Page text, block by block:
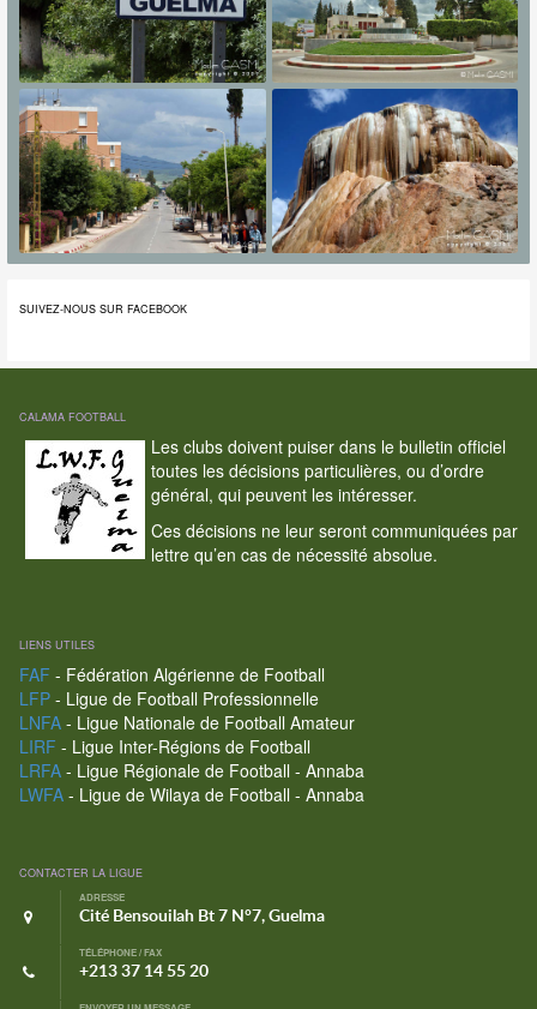
SUIVEZ-NOUS SUR FACEBOOK
CALAMA FOOTBALL
Les clubs doivent puiser dans le bulletin officiel
toutes les décisions particulières, ou d’ordre
général, qui peuvent les intéresser.
Ces décisions ne leur seront communiquées par
lettre qu’en cas de nécessité absolue.
LIENS UTILES
FAF - Fédération Algérienne de Football
LFP- Ligue de Football Professionnelle
LNFA- Ligue Nationale de Football Amateur
LIRF - Ligue Inter-Régions de Football
LRFA- Ligue Régionale de Football - Annaba
LWFA- Ligue de Wilaya de Football - Annaba
CONTACTER LA LIGUE
ADRESSE
Cité Bensouilah Bt 7 N°7, Guelma
TÉLÉPHONE / FAX
+213 37 14 55 20